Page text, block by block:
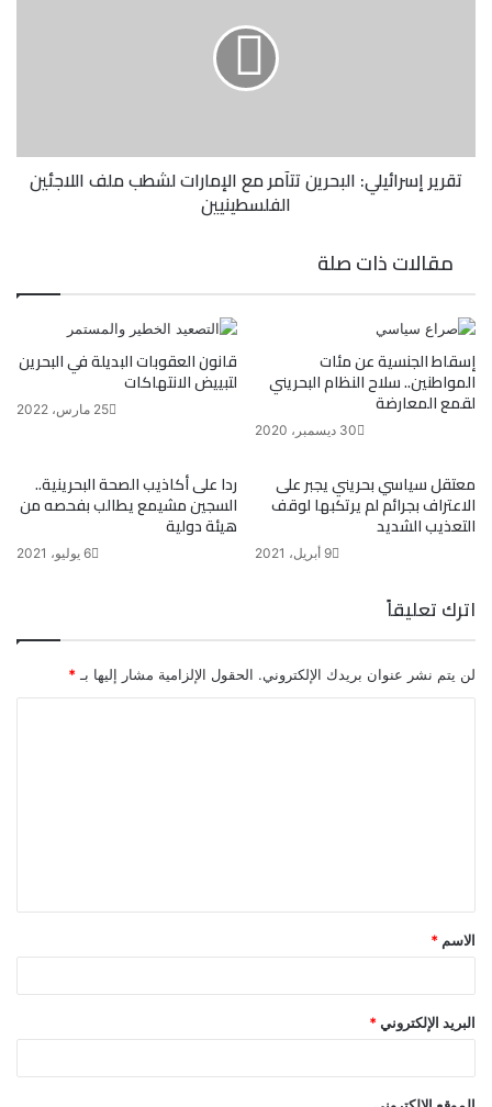
تقرير إسرائيلي: البحرين تتآمر مع الإمارات لشطب ملف اللاجئين
الفلسطينيين
مقالات ذات صلة
قانون العقوبات البديلة في البحرين
لتبييض الانتهاكات
25 مارس، 2022
إسقاط الجنسية عن مئات
المواطنين.. سلاح النظام البحريني
لقمع المعارضة
30 ديسمبر، 2020
ردا على أكاذيب الصحة البحرينية..
السجين مشيمع يطالب بفحصه من
هيئة دولية
6 يوليو، 2021
معتقل سياسي بحريني يجبر على
الاعتراف بجرائم لم يرتكبها لوقف
التعذيب الشديد
9 أبريل، 2021
اترك تعليقاً
لن يتم نشر عنوان بريدك الإلكتروني. الحقول الإلزامية مشار إليها بـ *
ق
*
الاسم *
البريد الإلكتروني *